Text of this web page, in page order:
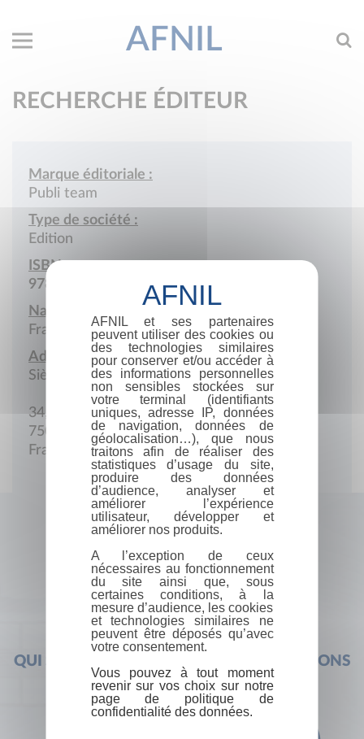
AFNIL
RECHERCHE ÉDITEUR
Marque éditoriale :
Publi team
Type de société :
Edition
ISBN :
978-2-903473
Nationalité :
France
Adresse :
Siège social
34, av. des Champs-Elysées
75008 Paris
France
QUI SOMMES-NOUS ? FOIRE AUX QUESTIONS
AFNIL et ses partenaires
peuvent utiliser des cookies ou
des technologies similaires
pour conserver et/ou accéder à
des informations personnelles
non sensibles stockées sur
votre terminal (identifiants
uniques, adresse IP, données
de navigation, données de
géolocalisation…), que nous
traitons afin de réaliser des
statistiques d’usage du site,
produire des données
d’audience, analyser et
améliorer l’expérience
utilisateur, développer et
améliorer nos produits.
A l’exception de ceux
nécessaires au fonctionnement
du site ainsi que, sous
certaines conditions, à la
mesure d’audience, les cookies
et technologies similaires ne
peuvent être déposés qu’avec
votre consentement.
Vous pouvez à tout moment
revenir sur vos choix sur notre
page de politique de
confidentialité des données.